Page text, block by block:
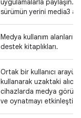
uygulamalarla paylaşın.
sürümün yerini media3
Medya kullanım alanları
destek kitaplıkları.
Ortak bir kullanıcı
kullanarak uzaktaki alıcı
cihazlarda medya
ve oynatmayı